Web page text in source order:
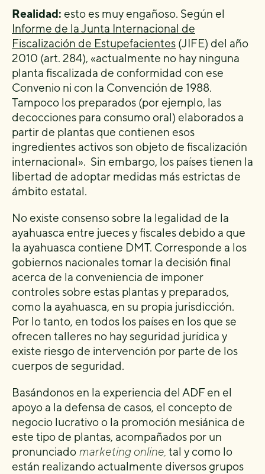
Realidad: esto es muy engañoso. Según el
Informe de la Junta Internacional de
Fiscalización de Estupefacientes (JIFE) del año
2010 (art. 284), «actualmente no hay ninguna
planta fiscalizada de conformidad con ese
Convenio ni con la Convención de 1988.
Tampoco los preparados (por ejemplo, las
decocciones para consumo oral) elaborados a
partir de plantas que contienen esos
ingredientes activos son objeto de fiscalización
internacional». Sin embargo, los países tienen la
libertad de adoptar medidas más estrictas de
ámbito estatal.
No existe consenso sobre la legalidad de la
ayahuasca entre jueces y fiscales debido a que
la ayahuasca contiene DMT. Corresponde a los
gobiernos nacionales tomar la decisión final
acerca de la conveniencia de imponer
controles sobre estas plantas y preparados,
como la ayahuasca, en su propia jurisdicción.
Por lo tanto, en todos los países en los que se
ofrecen talleres no hay seguridad jurídica y
existe riesgo de intervención por parte de los
cuerpos de seguridad.
Basándonos en la experiencia del ADF en el
apoyo a la defensa de casos, el concepto de
negocio lucrativo o la promoción mesiánica de
este tipo de plantas, acompañados por un
pronunciado marketing online, tal y como lo
están realizando actualmente diversos grupos